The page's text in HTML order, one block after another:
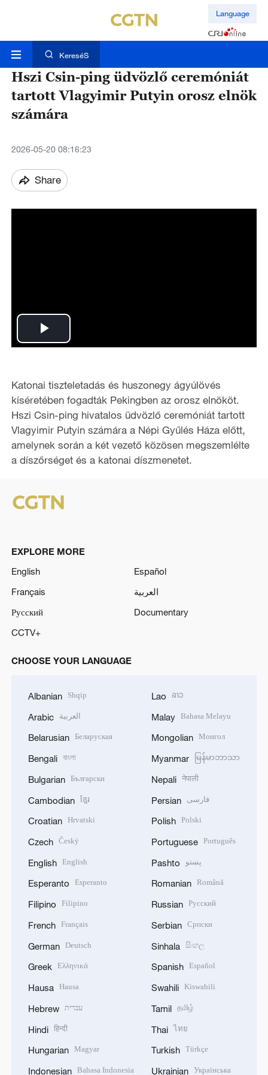
Language
KereséS
Hszi Csin-ping üdvözlő ceremóniát
tartott Vlagyimir Putyin orosz elnök
számára
2026-05-20 08:16:23
Share
P
a
y
V
d
o
Katonai tiszteletadás és huszonegy ágyúlövés
kíséretében fogadták Pekingben az orosz elnököt.
Hszi Csin-ping hivatalos üdvözlő ceremóniát tartott
Vlagyimir Putyin számára a Népi Gyűlés Háza előtt,
amelynek során a két vezető közösen megszemlélte
a díszőrséget és a katonai díszmenetet.
EXPLORE MORE
English
Español
Français
العربية
Русский
Documentary
CCTV+
CHOOSE YOUR LANGUAGE
Albanian Shqip
Arabic العربية
Belarusian Беларуская
Bengali বাংলা
Bulgarian Български
Cambodian ខ្មែរ
Croatian Hrvatski
Czech Český
English English
Esperanto Esperanto
Filipino Filipino
French Français
German Deutsch
Greek Ελληνικά
Hausa Hausa
Hebrew עברית
Hindi हिन्दी
Hungarian Magyar
Indonesian Bahasa Indonesia
Lao ລາວ
Malay Bahasa Melayu
Mongolian Монгол
Myanmar မြန်မာဘာသာ
Nepali नेपाली
Persian فارسی
Polish Polski
Portuguese Português
Pashto پښتو
Romanian Română
Russian Русский
Serbian Српски
Sinhala සිංහල
Spanish Español
Swahili Kiswahili
Tamil தமிழ்
Thai ไทย
Turkish Türkçe
Ukrainian Українська